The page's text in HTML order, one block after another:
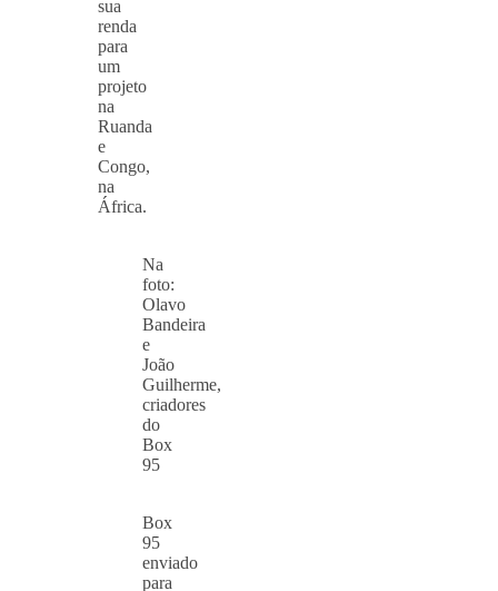
sua
renda
para
um
projeto
na
Ruanda
e
Congo,
na
África.
Na
foto:
Olavo
Bandeira
e
João
Guilherme,
criadores
do
Box
95
Box
95
enviado
para